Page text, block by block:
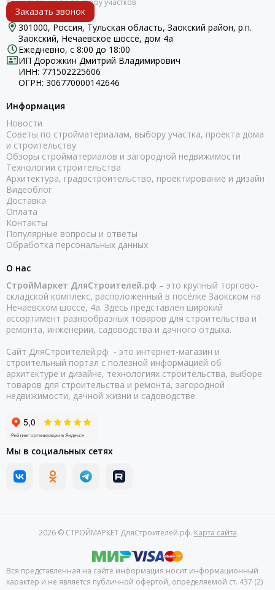
Заказать звонок
301000, Россия, Тульская область, Заокский район, р.п.
Заокский, Нечаевское шоссе, дом 4а
Ежедневно, с 8:00 до 18:00
ИП Дорожкин Дмитрий Владимирович
ИНН: 771502225606
ОГРН: 306770000142646
Информация
Новости
Советы по стройматериалам, выбору участка, проекта дома
и строительству
Обзоры стройматериалов и загородной недвижимости
Технологии строительства
Архитектура, градостроительство, проектирование и дизайн
Видеоблог
Доставка
Оплата
Контакты
Популярные вопросы и ответы
Обработка персональных данных
О нас
СтройМаркет ДляСтроителей.рф – это крупный торгово-
складской комплекс, расположенный в посёлке Заокском на
Нечаевском шоссе, 4а. Здесь представлен широкий
ассортимент разнообразных товаров для строительства и
ремонта, инженерии, садоводства и дачного отдыха.
Сайт ДляСтроителей.рф - это интернет-магазин и
строительный портал с полезной информацией об
архитектуре и дизайне, технологиях строительства, выборе
товаров для строительства и ремонта, загородной
недвижимости, дачной жизни и садоводстве.
Мы в социальных сетях
2026 © СТРОЙМАРКЕТ ДляСтроителей.рф. Карта сайта
Вся представленная на сайте информация носит информационный
характер и не является публичной офертой, определяемой ст. 437 (2)